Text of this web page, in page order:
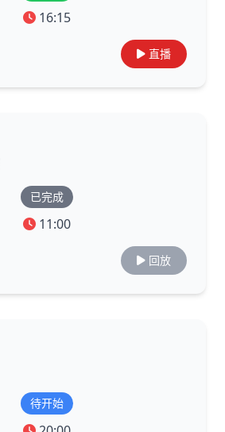
16:15
直播
已完成
11:00
回放
待开始